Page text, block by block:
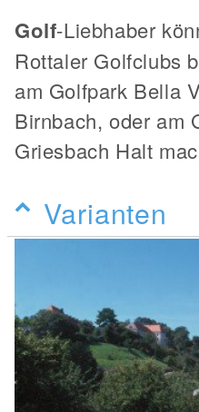
Golf-Liebhaber
Rottaler Golfclubs
am Golfpark Bella
Birnbach, oder am
Griesbach Halt
Varianten